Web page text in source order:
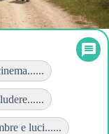
e luci......